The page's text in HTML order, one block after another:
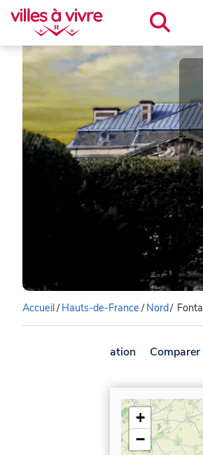
Accueil/ Hauts-de-France/ Nord/
Présentation Comparer
+
−